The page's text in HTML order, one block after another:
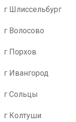
г Шлиссельбург
г Волосово
г Порхов
г Ивангород
г Сольцы
г Колтуши